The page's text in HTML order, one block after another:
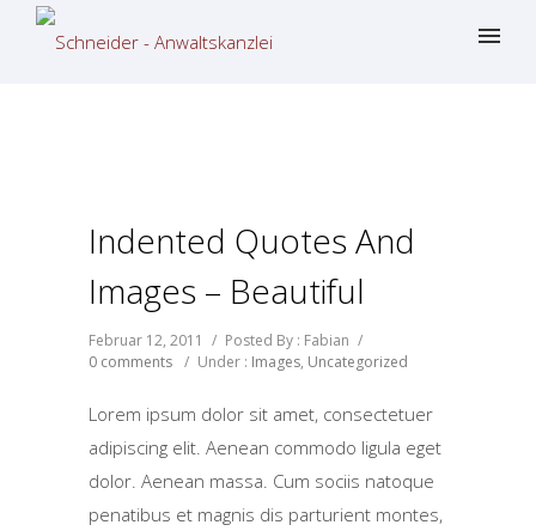
Indented Quotes And
Images – Beautiful
Februar 12, 2011 / Posted By : Fabian /
0 comments / Under : Images, Uncategorized
Lorem ipsum dolor sit amet, consectetuer
adipiscing elit. Aenean commodo ligula eget
dolor. Aenean massa. Cum sociis natoque
penatibus et magnis dis parturient montes,